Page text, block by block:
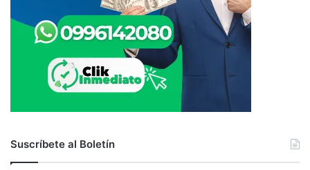
Suscríbete al Boletín